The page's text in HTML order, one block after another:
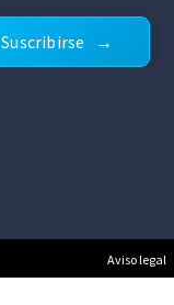
Suscribirse
Aviso legal